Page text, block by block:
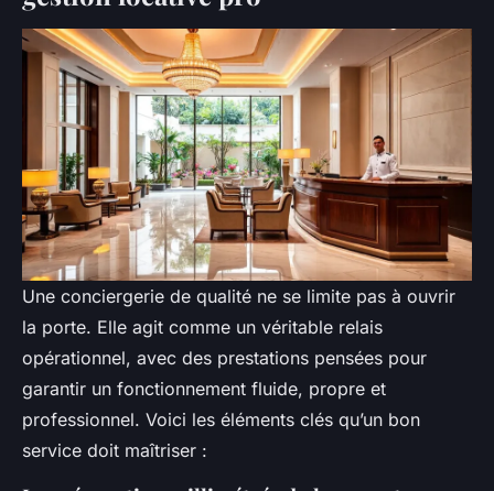
Une conciergerie de qualité ne se limite pas à ouvrir
la porte. Elle agit comme un véritable relais
opérationnel, avec des prestations pensées pour
garantir un fonctionnement fluide, propre et
professionnel. Voici les éléments clés qu’un bon
service doit maîtriser :